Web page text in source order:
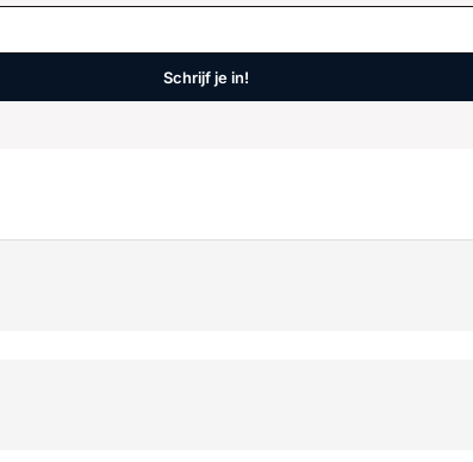
Schrijf je in!